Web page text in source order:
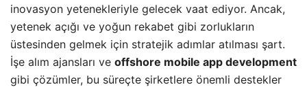
inovasyon yetenekleriyle gelecek vaat ediyor. Ancak,
yetenek açığı ve yoğun rekabet gibi zorlukların
üstesinden gelmek için stratejik adımlar atılması şart.
İşe alım ajansları ve offshore mobile app development
gibi çözümler, bu süreçte şirketlere önemli destekler